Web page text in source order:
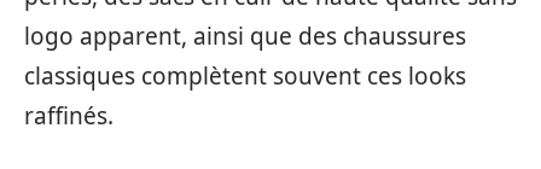
logo apparent, ainsi que des chaussures
classiques complètent souvent ces looks
raffinés.